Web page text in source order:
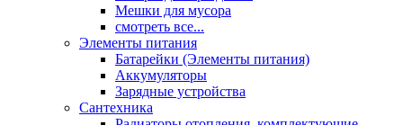
Мешки для мусора
смотреть все...
Элементы питания
Батарейки (Элементы питания)
Аккумуляторы
Зарядные устройства
Сантехника